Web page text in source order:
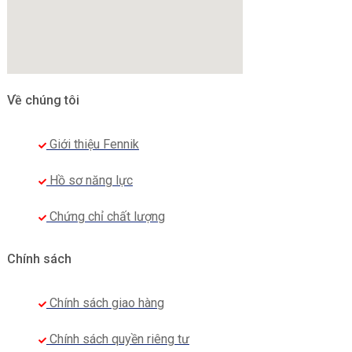
mềm mại, thấm hút mồ hôi tốt hay nhẹ nhàng thoải
mái,…. hay theo ngành nghề, mức tài chính và nhu
Về chúng tôi
Giới thiệu Fennik
Hồ sơ năng lực
Chứng chỉ chất lượng
Chính sách
Chính sách giao hàng
Chính sách quyền riêng tư